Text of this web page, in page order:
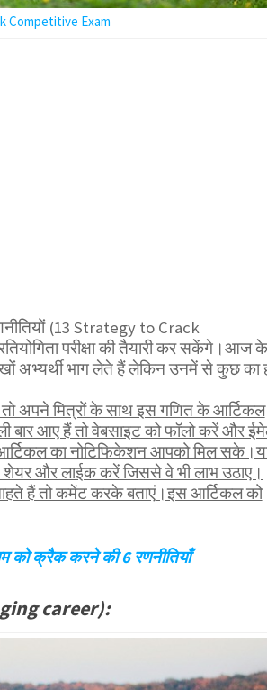
Competitive Exam
(13 Strategy to Crack
परीक्षा की तैयारी कर सकेंगे।आज के
अभ्यर्थी भाग लेते हैं लेकिन उनमें से कुछ का
अपने मित्रों के साथ इस गणित के आर्टिकल
बार आए हैं तो वेबसाइट को फॉलो करें और
का नोटिफिकेशन आपको मिल
और लाईक करें जिससे वे भी लाभ उठाए।
हैं तो कमेंट करके बताएं।इस आर्टिकल को
को क्रैक करने की 6 रणनीतियाँ
career):